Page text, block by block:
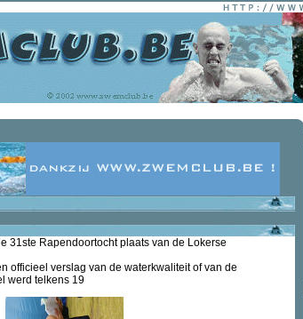
31ste Rapendoortocht plaats van de Lokerse
officieel verslag van de waterkwaliteit of van de
werd telkens 19